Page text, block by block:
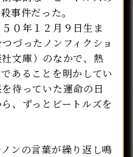
事件だった。
０年１２月９日生ま
づったノンフィクショ
文庫）のなかで、熱
あることを明かしてい
待っていた運命の日
、ずっとビートルズを
ンの言葉が繰り返し鳴